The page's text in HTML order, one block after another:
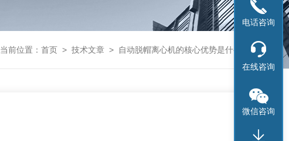
当前位置： 首页> 技术文章> 自动脱帽离心机的核心优势是什么？
电话咨询
在线咨询
微信咨询